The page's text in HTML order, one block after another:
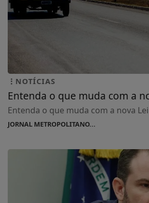
NOTÍCIAS
Entenda o que muda com a
Entenda o que muda com a nova
JORNAL METROPOLITANO...